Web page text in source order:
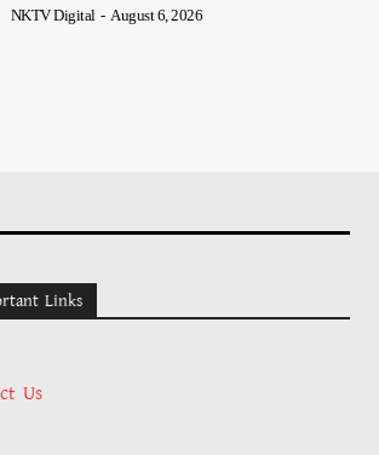
NKTV Digital - August 6, 2026
Links
Us